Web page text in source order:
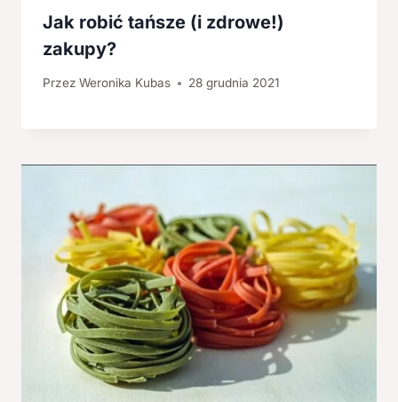
Jak robić tańsze (i zdrowe!)
zakupy?
Przez Weronika Kubas 28 grudnia 2021